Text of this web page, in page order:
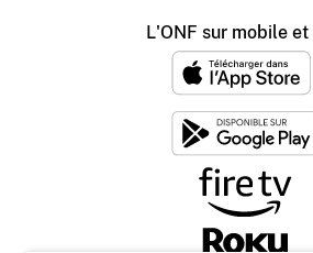
L'ONF sur mobile